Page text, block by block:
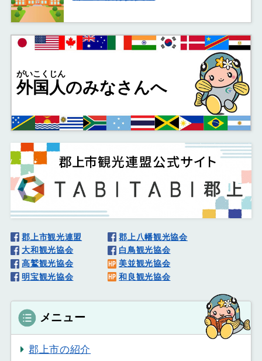
外国人
がいこくじん
のみなさんへ
郡上市観光連盟
郡上八幡観光協会
大和観光協会
白鳥観光協会
高鷲観光協会
美並観光協会
明宝観光協会
和良観光協会
メニュー
郡上市の紹介